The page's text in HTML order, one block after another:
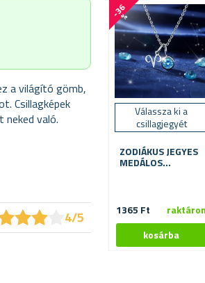
a világító gömb,
Csillagképek
való.
-
3
6
%
Válassza ki a
csillagjegyét
ZODIÁKUS JEGYES
MEDÁLOS
1365 Ft raktáron
★★
★★ 4/5